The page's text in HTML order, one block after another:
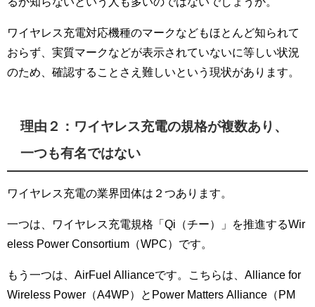
ワイヤレス充電対応機種のマークなどもほとんど知られて
おらず、実質マークなどが表示されていないに等しい状況
のため、確認することさえ難しいという現状があります。
理由２：ワイヤレス充電の規格が複数あり、
一つも有名ではない
ワイヤレス充電の業界団体は２つあります。
一つは、ワイヤレス充電規格「Qi（チー）」を推進するWir
eless Power Consortium（WPC）です。
もう一つは、AirFuel Allianceです。こちらは、Alliance for
Wireless Power（A4WP）とPower Matters Alliance（PM